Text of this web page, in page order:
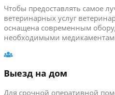
Чтобы предоставлять самое
ветеринарных услуг
оснащена современным
необходимыми
Выезд на дом
Для срочной оперативной